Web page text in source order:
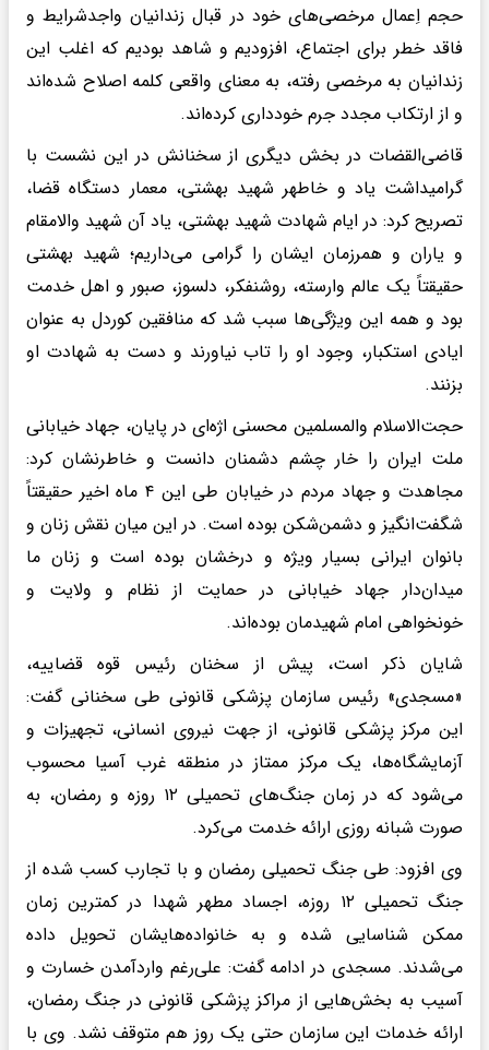
حجم اِعمال مرخصی‌های خود در قبال زندانیان واجدشرایط و
فاقد خطر برای اجتماع، افزودیم و شاهد بودیم که اغلب این
زندانیان به مرخصی رفته، به معنای واقعی کلمه اصلاح شده‌اند
و از ارتکاب مجدد جرم خودداری کرده‌اند.
قاضی‌القضات در بخش دیگری از سخنانش در این نشست با
گرامیداشت یاد و خاطهر شهید بهشتی، معمار دستگاه قضا،
تصریح کرد: در ایام شهادت شهید بهشتی، یاد آن شهید والامقام
و یاران و همرزمان ایشان را گرامی می‌داریم؛ شهید بهشتی
حقیقتاً یک عالم وارسته، روشنفکر، دلسوز، صبور و اهل خدمت
بود و همه این ویژگی‌ها سبب شد که منافقین کوردل به عنوان
ایادی استکبار، وجود او را تاب نیاورند و دست به شهادت او
بزنند.
حجت‌الاسلام والمسلمین محسنی اژه‌ای در پایان، جهاد خیابانی
ملت ایران را خار چشم دشمنان دانست و خاطرنشان کرد:
مجاهدت و جهاد مردم در خیابان طی این ۴ ماه اخیر حقیقتاً
شگفت‌انگیز و دشمن‌شکن بوده است. در این میان نقش زنان و
بانوان ایرانی بسیار ویژه و درخشان بوده است و زنان ما
میدان‌دار جهاد خیابانی در حمایت از نظام و ولایت و
خونخواهی امام شهیدمان بوده‌اند.
شایان ذکر است، پیش از سخنان رئیس قوه قضاییه،
«مسجدی» رئیس سازمان پزشکی قانونی طی سخنانی گفت:
این مرکز پزشکی قانونی، از جهت نیروی انسانی، تجهیزات و
آزمایشگاه‌ها، یک مرکز ممتاز در منطقه غرب آسیا محسوب
می‌شود که در زمان جنگ‌های تحمیلی ۱۲ روزه و رمضان، به
صورت شبانه روزی ارائه خدمت می‌کرد.
وی افزود: طی جنگ تحمیلی رمضان و با تجارب کسب شده از
جنگ تحمیلی ۱۲ روزه، اجساد مطهر شهدا در کمترین زمان
ممکن شناسایی شده و به خانواده‌هایشان تحویل داده
می‌شدند. مسجدی در ادامه گفت: علی‌رغم واردآمدن خسارت و
آسیب به بخش‌هایی از مراکز پزشکی قانونی در جنگ رمضان،
ارائه خدمات این سازمان حتی یک روز هم متوقف نشد. وی با